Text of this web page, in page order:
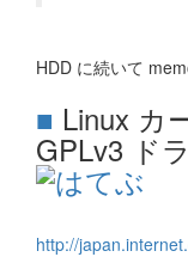
HDD に続いて
■ Linux カ
GPLv3 ド
http://